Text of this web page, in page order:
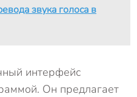
звука голоса в
интерфейс
Он предлагает